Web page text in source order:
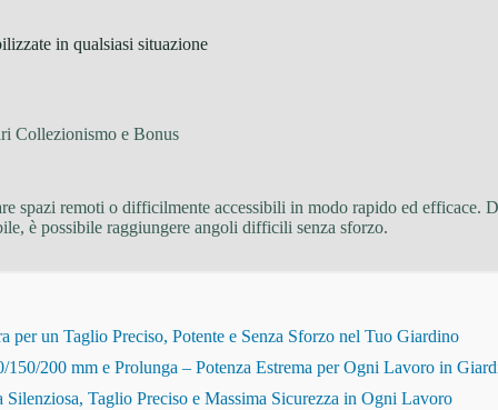
in qualsiasi situazione
Collezionismo e Bonus
spazi remoti o difficilmente accessibili in modo rapido ed efficace.
è possibile raggiungere angoli difficili senza sforzo.
un Taglio Preciso, Potente e Senza Sforzo nel Tuo Giardino
200 mm e Prolunga – Potenza Estrema per Ogni Lavoro in
Taglio Preciso e Massima Sicurezza in Ogni Lavoro